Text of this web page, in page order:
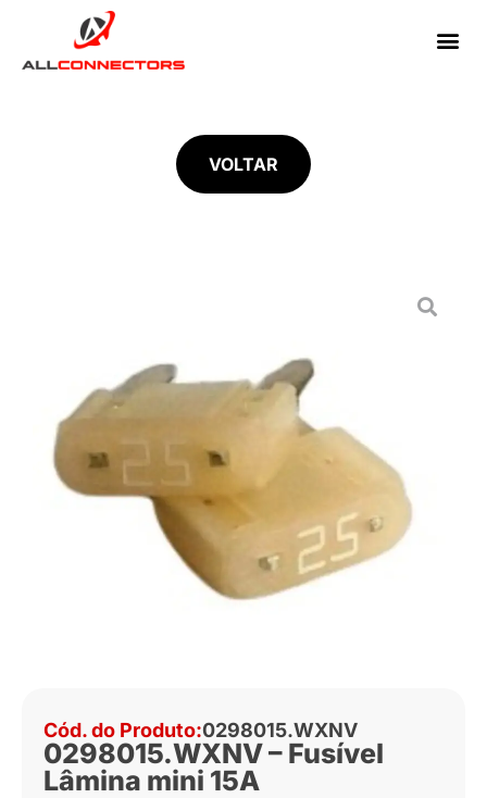
VOLTAR
Cód. do Produto:0298015.WXNV
0298015.WXNV – Fusível
Lâmina mini 15A